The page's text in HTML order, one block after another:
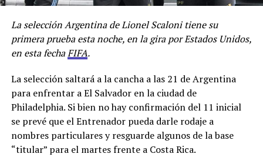
Para el partido ante el puntero el club comunicó a los
socios que deberán tener la cuota de junio paga para
poder ingresar al Sancho.
Por Lisandro Uribe Echevarria
Facebook
Twitter
WhatsApp
Messenger
GmailShare
La selección Argentina de Lionel Scaloni tiene su
primera prueba esta noche, en la gira por Estados Unidos,
en esta fechaFIFA.
La selección saltará a la cancha a las 21 de Argentina
para enfrentar a El Salvador en la ciudad de
Philadelphia. Si bien no hay confirmación del 11 inicial
se prevé que el Entrenador pueda darle rodaje a
nombres particulares y resguarde algunos de la base
“titular” para el martes frente a Costa Rica.